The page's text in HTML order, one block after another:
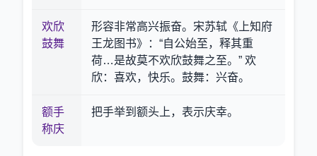
欢欣
鼓舞
形容非常高兴振奋。宋苏轼《上知府
王龙图书》：“自公始至，释其重
荷…是故莫不欢欣鼓舞之至。” 欢
欣：喜欢，快乐。鼓舞：兴奋。
额手
称庆
把手举到额头上，表示庆幸。